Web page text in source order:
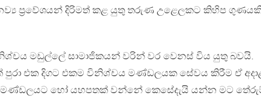
ප‍්‍රවේශයන් දිරිමත් කළ යුතු තරුණ උළෙලකට කිහිප
මඩුල්ලේ සාමාජිකයන් වරින් වර වෙනස් විය යුතු බවයි.
එක දිගට එකම විනිශ්චය මණ්ඩලයක සේවය කිරීම ඒ
හෝ යහපතක් වන්නේ කෙසේදැයි යන්න මට